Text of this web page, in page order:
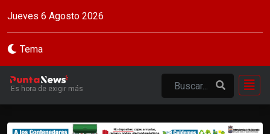
Jueves 6 Agosto 2026
Tema
Es hora de exigir más